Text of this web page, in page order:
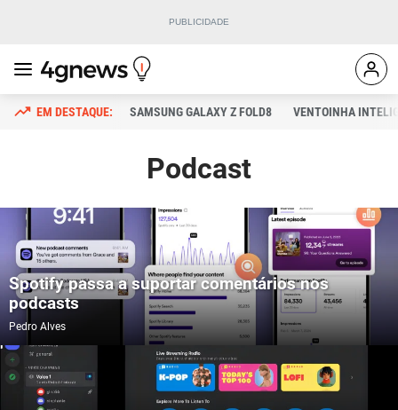
SAMSUNG GALAXY Z FOLD8 VENTOINHA
Podcast
Spotify passa a suportar comentários nos
podcasts
Pedro Alves